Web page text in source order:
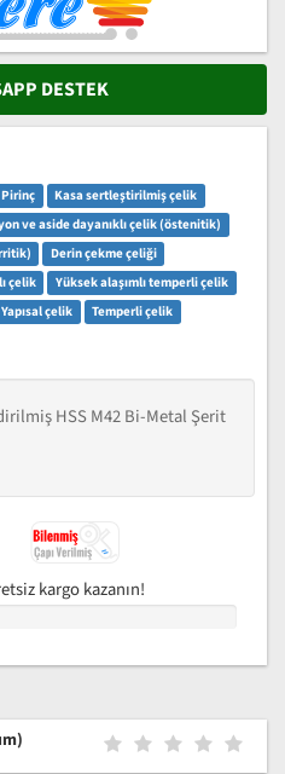
DESTEK
Pirinç
Kasa sertleştirilmiş çelik
ve aside dayanıklı çelik (östenitik)
Derin çekme çeliği
çelik
Yüksek alaşımlı temperli çelik
Yapısal çelik Temperli çelik
HSS M42 Bi-Metal Şerit
kargo kazanın!